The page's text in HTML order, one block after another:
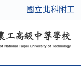
國立北科附工